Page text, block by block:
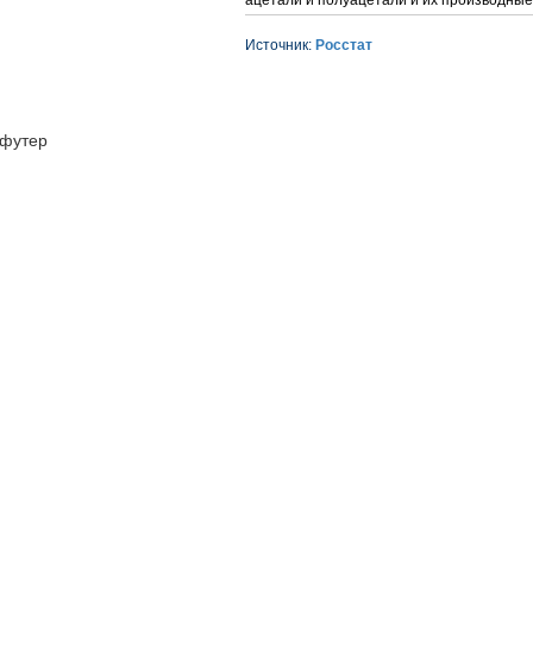
Источник: Росстат
футер